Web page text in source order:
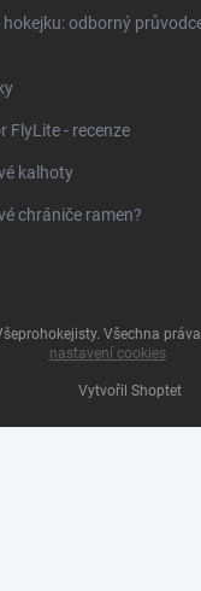
odborný
FlyLite - recenze
kalhoty
chrániče ramen?
Vytvořil Shoptet
. Všechna
nastavení cookies